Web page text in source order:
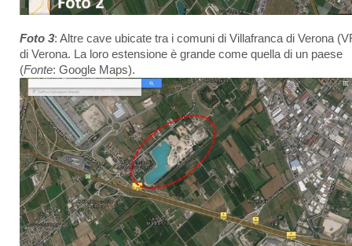
Foto 3: Altre cave ubicate tra i comuni di Villafranca di Verona
di Verona. La loro estensione è grande come quella di un paese
(Fonte: Google Maps).